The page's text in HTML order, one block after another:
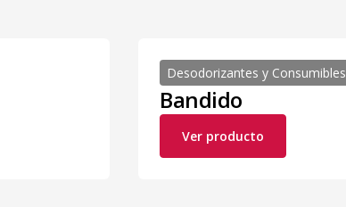
Desodorizantes y Consumibles
Bandido
Ver producto